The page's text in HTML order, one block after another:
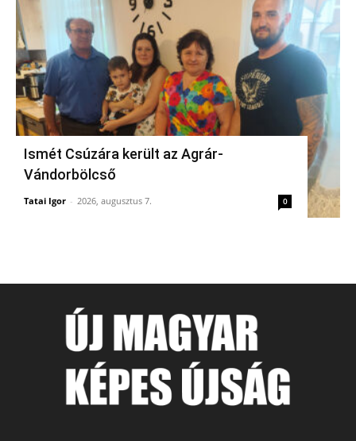
Ismét Csúzára került az Agrár-
Vándorbölcső
Tatai Igor - 2026, augusztus 7. 0